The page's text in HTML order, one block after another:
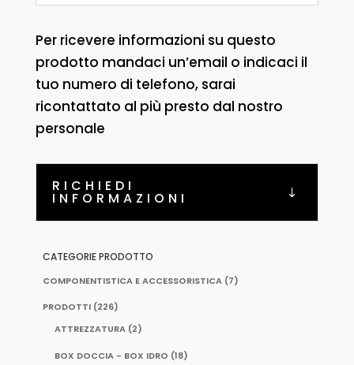
Per ricevere informazioni su questo
prodotto mandaci un’email o indicaci il
tuo numero di telefono, sarai
ricontattato al più presto dal nostro
personale
RICHIEDI
INFORMAZIONI
CATEGORIE PRODOTTO
COMPONENTISTICA E ACCESSORISTICA (7)
PRODOTTI (226)
ATTREZZATURA (2)
BOX DOCCIA - BOX IDRO (18)